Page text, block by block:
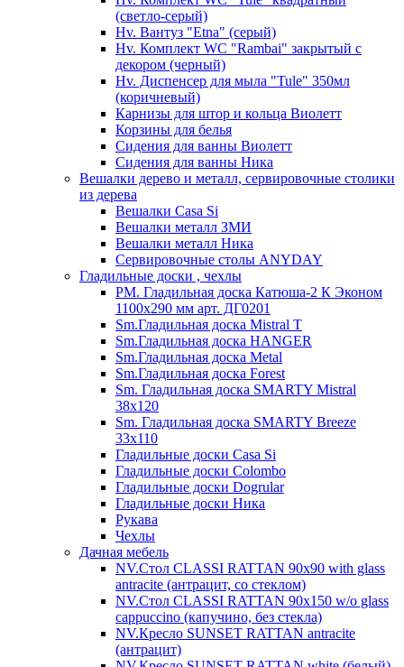
(светло-серый)
Hv. Вантуз "Etna" (серый)
Hv. Комплект WC "Rambai" закрытый с
декором (черный)
Hv. Диспенсер для мыла "Tule" 350мл
(коричневый)
Карнизы для штор и кольца Виолетт
Корзины для белья
Сидения для ванны Виолетт
Сидения для ванны Ника
Вешалки дерево и металл, сервировочные столики
из дерева
Вешалки Casa Si
Вешалки металл ЗМИ
Вешалки металл Ника
Сервировочные столы ANYDAY
Гладильные доски , чехлы
PM. Гладильная доска Катюша-2 К Эконом
1100х290 мм арт. ДГ0201
Sm.Гладильная доска Mistral T
Sm.Гладильная доска HANGER
Sm.Гладильная доска Metal
Sm.Гладильная доска Forest
Sm. Гладильная доска SMARTY Mistral
38x120
Sm. Гладильная доска SMARTY Breeze
33х110
Гладильные доски Casa Si
Гладильные доски Colombo
Гладильные доски Dogrular
Гладильные доски Ника
Рукава
Чехлы
Дачная мебель
NV.Стол CLASSI RATTAN 90х90 with glass
antracite (антрацит, со стеклом)
NV.Стол CLASSI RATTAN 90х150 w/o glass
cappuccino (капучино, без стекла)
NV.Кресло SUNSET RATTAN antracite
(антрацит)